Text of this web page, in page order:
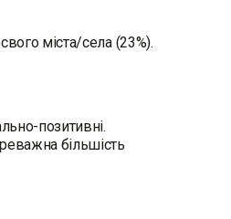
міста/села (23%).
позитивні.
більшість